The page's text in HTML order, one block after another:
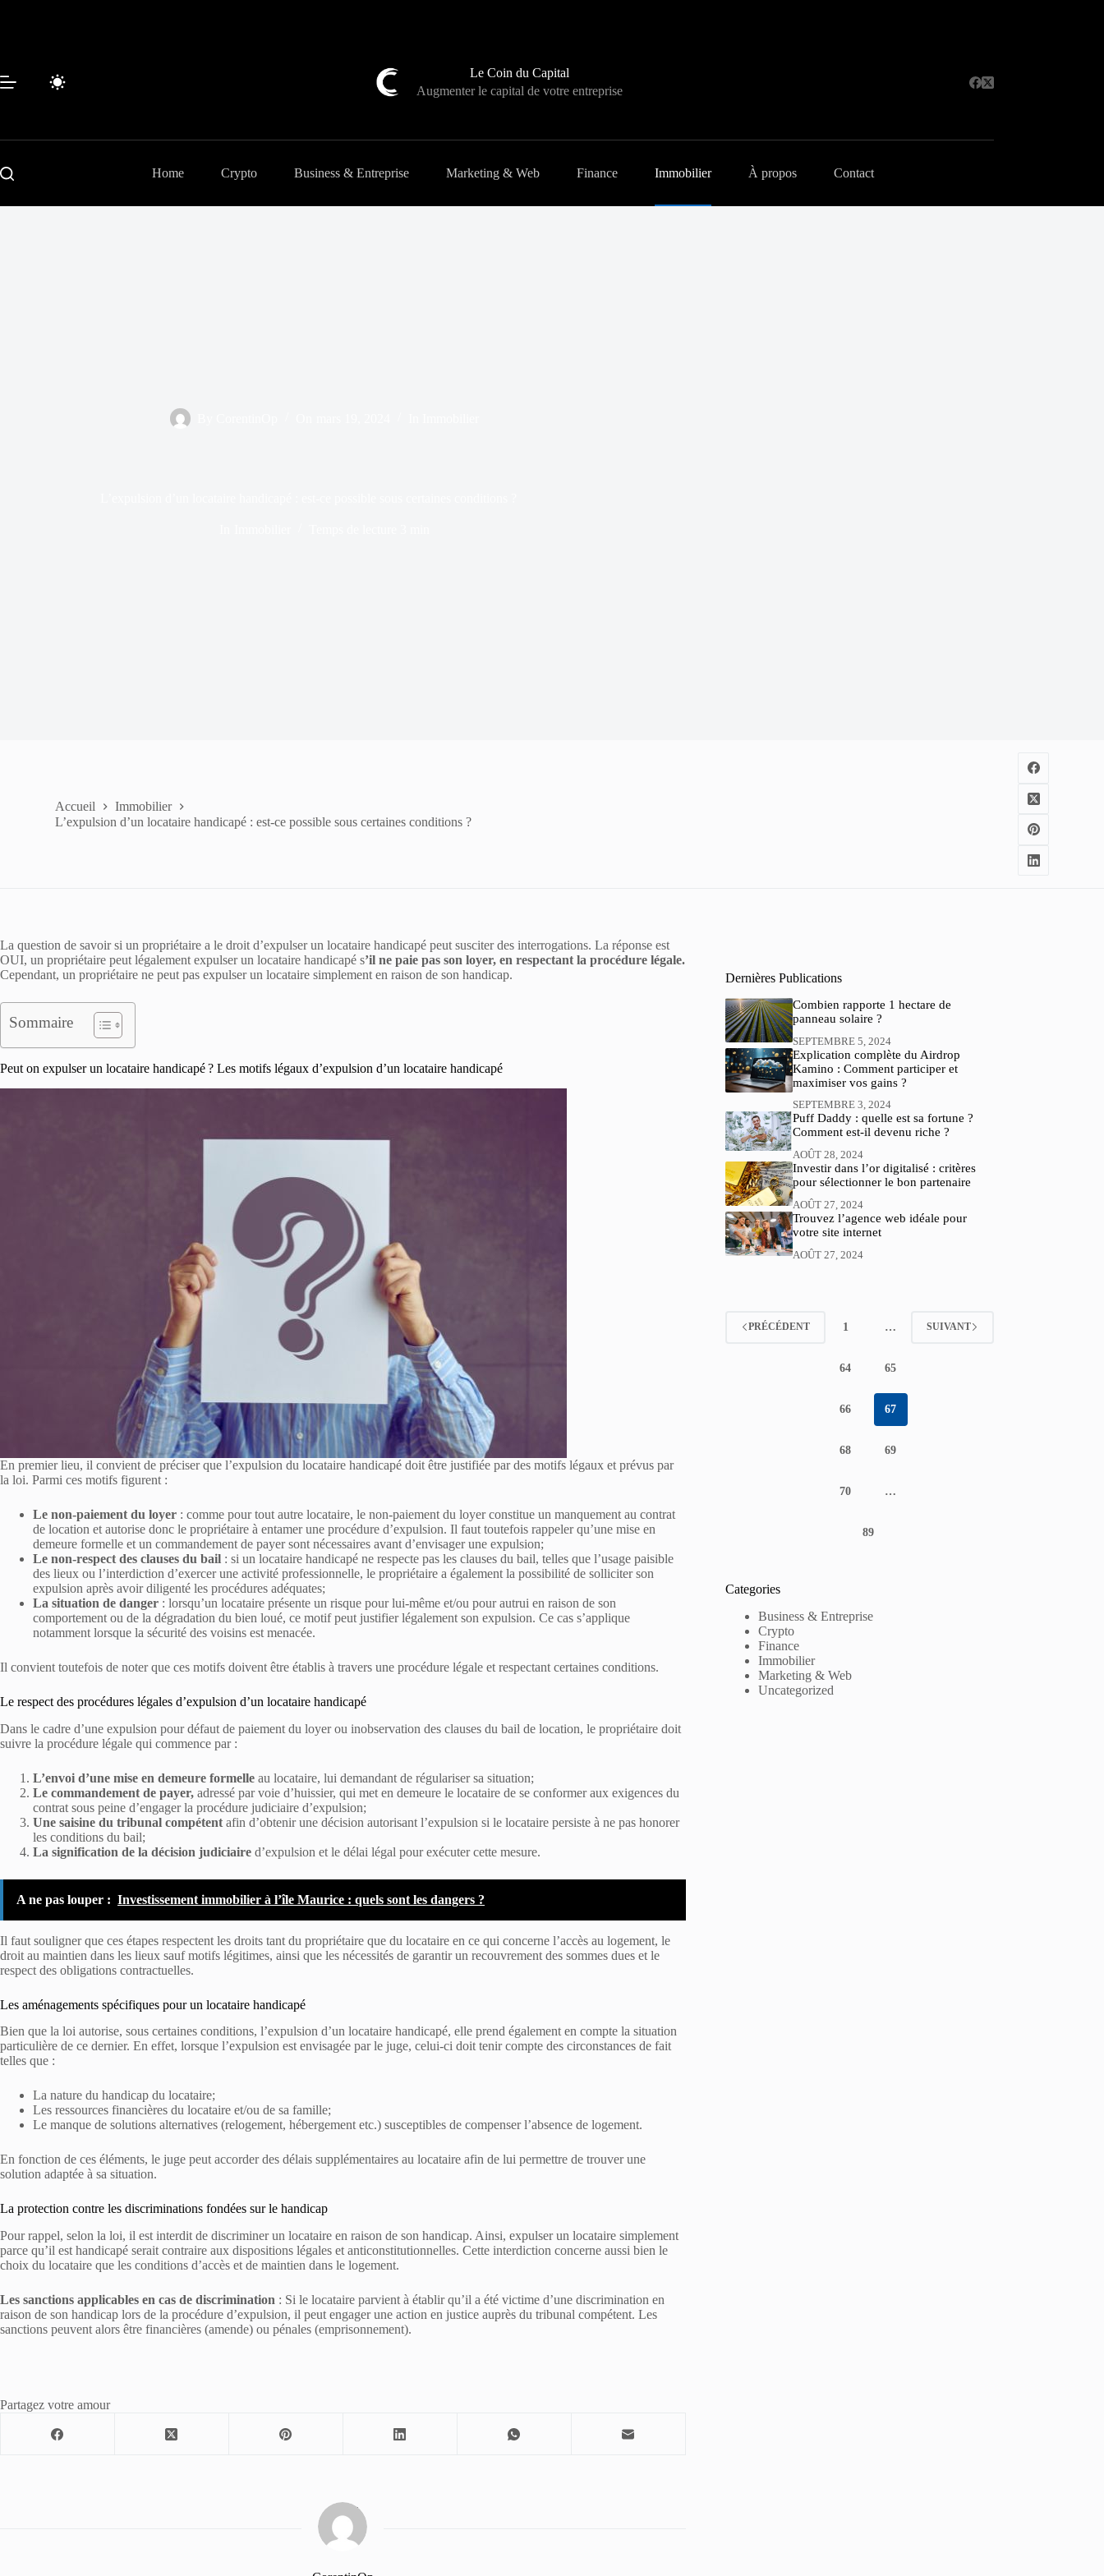
Le Coin du Capital
Augmenter le capital de votre entreprise
Home Crypto Business & Entreprise Marketing & Web Finance Immobilier À propos Contact
Accueil
Immobilier
L’expulsion d’un locataire handicapé : est-ce possible sous certaines conditions ?
La question de savoir si un propriétaire a le droit d’expulser un locataire handicapé peut susciter des interrogations. La réponse est
OUI, un propriétaire peut légalement expulser un locataire handicapé s’il ne paie pas son loyer, en respectant la procédure légale.
Cependant, un propriétaire ne peut pas expulser un locataire simplement en raison de son handicap.
Sommaire
Peut on expulser un locataire handicapé ? Les motifs légaux d’expulsion d’un locataire handicapé
En premier lieu, il convient de préciser que l’expulsion du locataire handicapé doit être justifiée par des motifs légaux et prévus par
la loi. Parmi ces motifs figurent :
Le non-paiement du loyer : comme pour tout autre locataire, le non-paiement du loyer constitue un manquement au contrat
de location et autorise donc le propriétaire à entamer une procédure d’expulsion. Il faut toutefois rappeler qu’une mise en
demeure formelle et un commandement de payer sont nécessaires avant d’envisager une expulsion;
Le non-respect des clauses du bail : si un locataire handicapé ne respecte pas les clauses du bail, telles que l’usage paisible
des lieux ou l’interdiction d’exercer une activité professionnelle, le propriétaire a également la possibilité de solliciter son
expulsion après avoir diligenté les procédures adéquates;
La situation de danger : lorsqu’un locataire présente un risque pour lui-même et/ou pour autrui en raison de son
comportement ou de la dégradation du bien loué, ce motif peut justifier légalement son expulsion. Ce cas s’applique
notamment lorsque la sécurité des voisins est menacée.
Il convient toutefois de noter que ces motifs doivent être établis à travers une procédure légale et respectant certaines conditions.
Le respect des procédures légales d’expulsion d’un locataire handicapé
Dans le cadre d’une expulsion pour défaut de paiement du loyer ou inobservation des clauses du bail de location, le propriétaire doit
suivre la procédure légale qui commence par :
L’envoi d’une mise en demeure formelle au locataire, lui demandant de régulariser sa situation;
Le commandement de payer, adressé par voie d’huissier, qui met en demeure le locataire de se conformer aux exigences du
contrat sous peine d’engager la procédure judiciaire d’expulsion;
Une saisine du tribunal compétent afin d’obtenir une décision autorisant l’expulsion si le locataire persiste à ne pas honorer
les conditions du bail;
La signification de la décision judiciaire d’expulsion et le délai légal pour exécuter cette mesure.
A ne pas louper : Investissement immobilier à l’île Maurice : quels sont les dangers ?
Il faut souligner que ces étapes respectent les droits tant du propriétaire que du locataire en ce qui concerne l’accès au logement, le
droit au maintien dans les lieux sauf motifs légitimes, ainsi que les nécessités de garantir un recouvrement des sommes dues et le
respect des obligations contractuelles.
Les aménagements spécifiques pour un locataire handicapé
Bien que la loi autorise, sous certaines conditions, l’expulsion d’un locataire handicapé, elle prend également en compte la situation
particulière de ce dernier. En effet, lorsque l’expulsion est envisagée par le juge, celui-ci doit tenir compte des circonstances de fait
telles que :
La nature du handicap du locataire;
Les ressources financières du locataire et/ou de sa famille;
Le manque de solutions alternatives (relogement, hébergement etc.) susceptibles de compenser l’absence de logement.
En fonction de ces éléments, le juge peut accorder des délais supplémentaires au locataire afin de lui permettre de trouver une
solution adaptée à sa situation.
La protection contre les discriminations fondées sur le handicap
Pour rappel, selon la loi, il est interdit de discriminer un locataire en raison de son handicap. Ainsi, expulser un locataire simplement
parce qu’il est handicapé serait contraire aux dispositions légales et anticonstitutionnelles. Cette interdiction concerne aussi bien le
choix du locataire que les conditions d’accès et de maintien dans le logement.
Les sanctions applicables en cas de discrimination : Si le locataire parvient à établir qu’il a été victime d’une discrimination en
raison de son handicap lors de la procédure d’expulsion, il peut engager une action en justice auprès du tribunal compétent. Les
sanctions peuvent alors être financières (amende) ou pénales (emprisonnement).
Partagez votre amour
Dernières Publications
Combien rapporte 1 hectare de
panneau solaire ?
SEPTEMBRE 5, 2024
Explication complète du Airdrop
Kamino : Comment participer et
maximiser vos gains ?
SEPTEMBRE 3, 2024
Puff Daddy : quelle est sa fortune ?
Comment est-il devenu riche ?
AOÛT 28, 2024
Investir dans l’or digitalisé : critères
pour sélectionner le bon partenaire
AOÛT 27, 2024
Trouvez l’agence web idéale pour
votre site internet
AOÛT 27, 2024
PRÉCÉDENT 1 …
64 65
66 67
68 69
70 …
89
SUIVANT
Categories
Business & Entreprise
Crypto
Finance
Immobilier
Marketing & Web
Uncategorized